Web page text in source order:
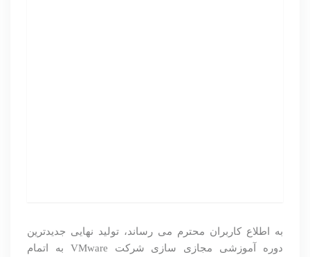
به اطلاع کاربران محترم می رساند، تولید نهایی جدیدترین
دوره آموزشی مجازی سازی شرکت VMware به اتمام